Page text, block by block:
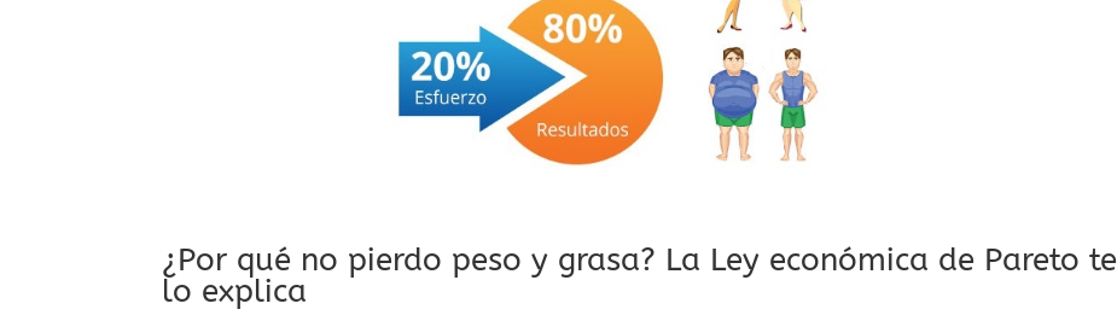
¿Por qué no pierdo peso y grasa? La Ley económica de Pareto te
lo explica